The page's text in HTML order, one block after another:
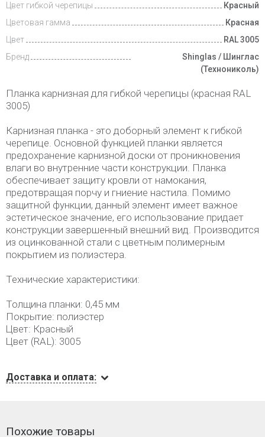
Цвет гибкой черепицы
Красный
Цветовая гамма
Красная
Цвет
RAL 3005
Бренд
Shinglas / Шинглас
(Технониколь)
Планка карнизная для гибкой черепицы (красная RAL
3005)
Карнизная планка - это доборный элемент к гибкой
черепице. Основной функцией планки является
предохранение карнизной доски от проникновения
влаги во внутренние части конструкции. Планка
обеспечивает защиту кровли от намокания,
предотвращая порчу и гниение настила. Помимо
защитной функции, данный элемент имеет важное
эстетическое значение, его использование придает
конструкции завершенный внешний вид. Производится
из оцинкованной стали с цветным полимерным
покрытием из полиэстера.
Технические характеристики:
Толщина планки: 0,45 мм
Покрытие: полиэстер
Цвет: Красный
Цвет (RAL): 3005
Доставка и оплата:
Похожие товары